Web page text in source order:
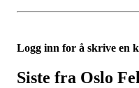
Logg inn for å skrive en
Siste fra Oslo